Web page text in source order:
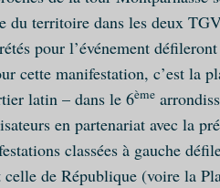
du territoire dans les deux
pour l’événement
cette manifestation, c’est la
latin – dans le 6ème
en partenariat avec la
classées à gauche
de République (voire la